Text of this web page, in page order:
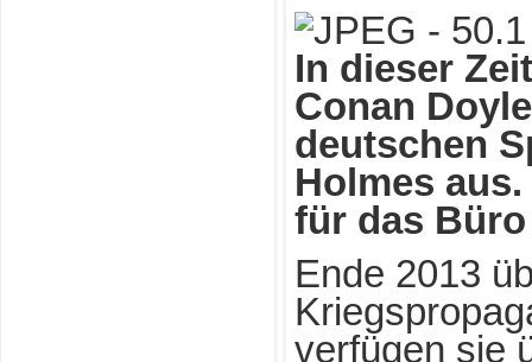
In dieser
Conan
deutschen
Holmes
für das
Ende 2013
verfügen sie